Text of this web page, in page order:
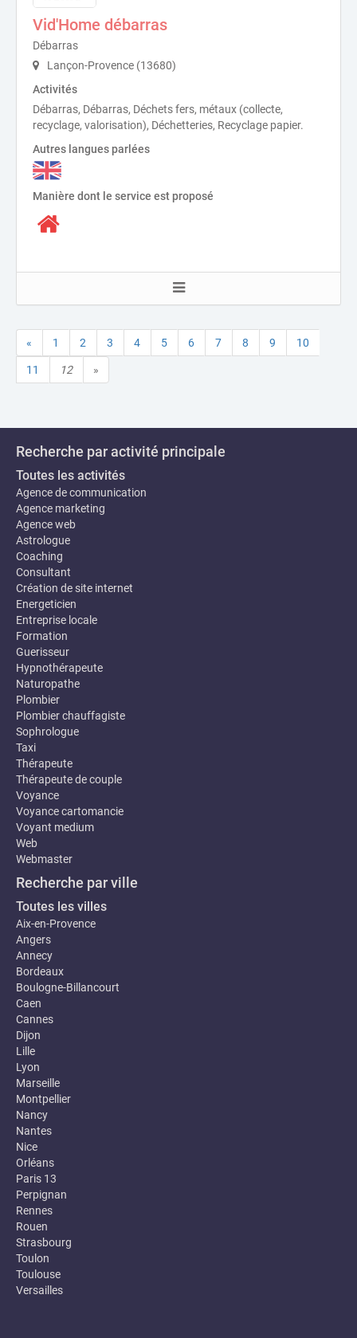
Vid'Home débarras
Débarras
Lançon-Provence (13680)
Activités
Débarras, Débarras, Déchets fers, métaux (collecte,
recyclage, valorisation), Déchetteries, Recyclage papier.
Autres langues parlées
Manière dont le service est proposé
« 1 2 3 4 5 6 7 8 9 10
11 12 »
Recherche par activité principale
Toutes les activités
Agence de communication
Agence marketing
Agence web
Astrologue
Coaching
Consultant
Création de site internet
Energeticien
Entreprise locale
Formation
Guerisseur
Hypnothérapeute
Naturopathe
Plombier
Plombier chauffagiste
Sophrologue
Taxi
Thérapeute
Thérapeute de couple
Voyance
Voyance cartomancie
Voyant medium
Web
Webmaster
Recherche par ville
Toutes les villes
Aix-en-Provence
Angers
Annecy
Bordeaux
Boulogne-Billancourt
Caen
Cannes
Dijon
Lille
Lyon
Marseille
Montpellier
Nancy
Nantes
Nice
Orléans
Paris 13
Perpignan
Rennes
Rouen
Strasbourg
Toulon
Toulouse
Versailles